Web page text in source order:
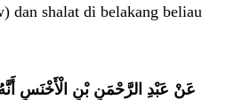
dan shalat di belakang beliau
عَنْ عَبْدِ الرَّحْمَنِ بْنِ الْأَخْنَسِ